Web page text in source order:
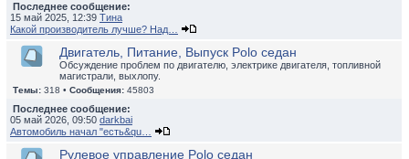
Последнее сообщение:
15 май 2025, 12:39 Тина
Какой производитель лучше? Над…
Двигатель, Питание, Выпуск Polo седан
Обсуждение проблем по двигателю, электрике двигателя, топливной
магистрали, выхлопу.
Темы: 318 • Сообщения: 45803
Последнее сообщение:
05 май 2026, 09:50 darkbai
Автомобиль начал "есть&qu…
Рулевое управление Polo седан